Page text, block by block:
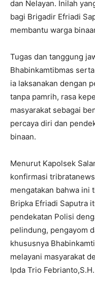
dan Nelayan. Inilah
bagi Brigadir Efriadi
membantu warga
Tugas dan tanggung
Bhabinkamtibmas
ia laksanakan dengan
tanpa pamrih, rasa
masyarakat sebagai
percaya diri dan
binaan.
Menurut Kapolsek
konfirmasi
mengatakan bahwa ini
Bripka Efriadi Saputra
pendekatan Polisi
pelindung, pengayom
khususnya
melayani masyarakat
Ipda Trio Febrianto,S.H.